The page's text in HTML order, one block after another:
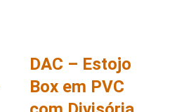
DAC – Estojo
Box em PVC